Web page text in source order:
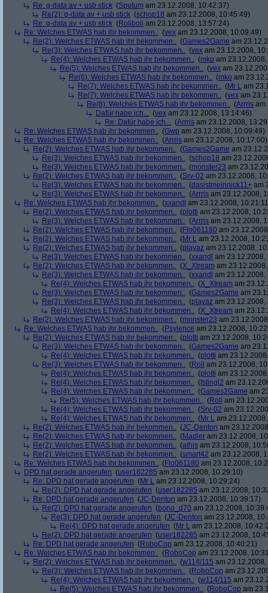
Re: g-data av + usb stick (Sputum am 23.12.2008, 10:42:37)
Re(2): g-data av + usb stick (schop18 am 23.12.2008, 10:45:49)
Re: g-data av + usb stick (Roliboli am 23.12.2008, 13:57:24)
Re: Welches ETWAS hab ihr bekommen.. (vex am 23.12.2008, 10:09:49)
Re(2): Welches ETWAS hab ihr bekommen.. (Games2Game am
Re(3): Welches ETWAS hab ihr bekommen.. (vex am 23.12.2008,
Re(4): Welches ETWAS hab ihr bekommen.. (mko am
Re(5): Welches ETWAS hab ihr bekommen.. (vex am
Re(6): Welches ETWAS hab ihr bekommen.. (mko am
Re(7): Welches ETWAS hab ihr bekommen.. (Mr L am
Re(7): Welches ETWAS hab ihr bekommen.. (vex am
Re(8): Welches ETWAS hab ihr bekommen.. (Arrris am
Dafür habe ich... (vex am 23.12.2008, 13:14:46)
Re: Dafür habe ich... (Arrris am 23.12.2008,
Re: Welches ETWAS hab ihr bekommen.. (Gwp am 23.12.2008, 10:09:49)
Re: Welches ETWAS hab ihr bekommen.. (Arrris am 23.12.2008, 10:17:00)
Re(2): Welches ETWAS hab ihr bekommen.. (Games2Game am
Re(3): Welches ETWAS hab ihr bekommen.. (schop18 am
Re(3): Welches ETWAS hab ihr bekommen.. (monster23 am
Re(2): Welches ETWAS hab ihr bekommen.. (Srv-02 am 23.12.2008,
Re(3): Welches ETWAS hab ihr bekommen.. (dasistmeinnick11+ am
Re(3): Welches ETWAS hab ihr bekommen.. (Arrris am 23.12.2008,
Re: Welches ETWAS hab ihr bekommen.. (xxandl am 23.12.2008,
Re(2): Welches ETWAS hab ihr bekommen.. (plotti am 23.12.2008,
Re(3): Welches ETWAS hab ihr bekommen.. (Arrris am 23.12.2008,
Re(2): Welches ETWAS hab ihr bekommen.. (Flo061180 am
Re(2): Welches ETWAS hab ihr bekommen.. (Mr L am 23.12.2008,
Re(2): Welches ETWAS hab ihr bekommen.. (playaz am 23.12.2008,
Re(3): Welches ETWAS hab ihr bekommen.. (xxandl am 23.12.2008,
Re(2): Welches ETWAS hab ihr bekommen.. (X_Xtream am
Re(3): Welches ETWAS hab ihr bekommen.. (xxandl am 23.12.2008,
Re(4): Welches ETWAS hab ihr bekommen.. (X_Xtream am
Re(3): Welches ETWAS hab ihr bekommen.. (Games2Game am
Re(3): Welches ETWAS hab ihr bekommen.. (playaz am 23.12.2008,
Re(4): Welches ETWAS hab ihr bekommen.. (X_Xtream am
Re(2): Welches ETWAS hab ihr bekommen.. (monster23 am
Re: Welches ETWAS hab ihr bekommen.. (Psylence am 23.12.2008,
Re(2): Welches ETWAS hab ihr bekommen.. (plotti am 23.12.2008,
Re(3): Welches ETWAS hab ihr bekommen.. (Games2Game am
Re(4): Welches ETWAS hab ihr bekommen.. (plotti am
Re(3): Welches ETWAS hab ihr bekommen.. (Roli am 23.12.2008,
Re(4): Welches ETWAS hab ihr bekommen.. (plotti am
Re(4): Welches ETWAS hab ihr bekommen.. (fstingl2 am
Re(4): Welches ETWAS hab ihr bekommen.. (Games2Game am
Re(5): Welches ETWAS hab ihr bekommen.. (Roli am
Re(4): Welches ETWAS hab ihr bekommen.. (Srv-02 am
Re(4): Welches ETWAS hab ihr bekommen.. (Mr L am
Re(2): Welches ETWAS hab ihr bekommen.. (JC-Denton am
Re(2): Welches ETWAS hab ihr bekommen.. (Madler am 23.12.2008,
Re(2): Welches ETWAS hab ihr bekommen.. (athis am 23.12.2008,
Re(2): Welches ETWAS hab ihr bekommen.. (smart42 am 23.12.2008,
Re: Welches ETWAS hab ihr bekommen.. (Flo061180 am 23.12.2008,
DPD hat gerade angerufen (user182285 am 23.12.2008, 10:29:10)
Re: DPD hat gerade angerufen (Mr L am 23.12.2008, 10:29:24)
Re(2): DPD hat gerade angerufen (user182285 am 23.12.2008,
Re: DPD hat gerade angerufen (JC-Denton am 23.12.2008, 10:39:17)
Re(2): DPD hat gerade angerufen (bono_d70 am 23.12.2008,
Re(3): DPD hat gerade angerufen (JC-Denton am 23.12.2008,
Re(4): DPD hat gerade angerufen (Mr L am 23.12.2008,
Re(2): DPD hat gerade angerufen (user182285 am 23.12.2008,
Re: DPD hat gerade angerufen (RoboCop am 23.12.2008, 10:40:21)
Re: Welches ETWAS hab ihr bekommen.. (RoboCop am 23.12.2008,
Re(2): Welches ETWAS hab ihr bekommen.. (w114/115 am
Re(3): Welches ETWAS hab ihr bekommen.. (RoboCop am
Re(4): Welches ETWAS hab ihr bekommen.. (w114/115 am
Re(5): Welches ETWAS hab ihr bekommen.. (RoboCop am